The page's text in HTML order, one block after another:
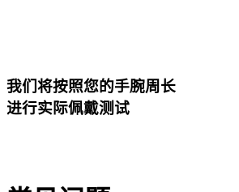
我们将按照您的手腕周长
进行实际佩戴测试